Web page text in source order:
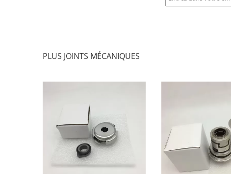
PLUS JOINTS MÉCANIQUES